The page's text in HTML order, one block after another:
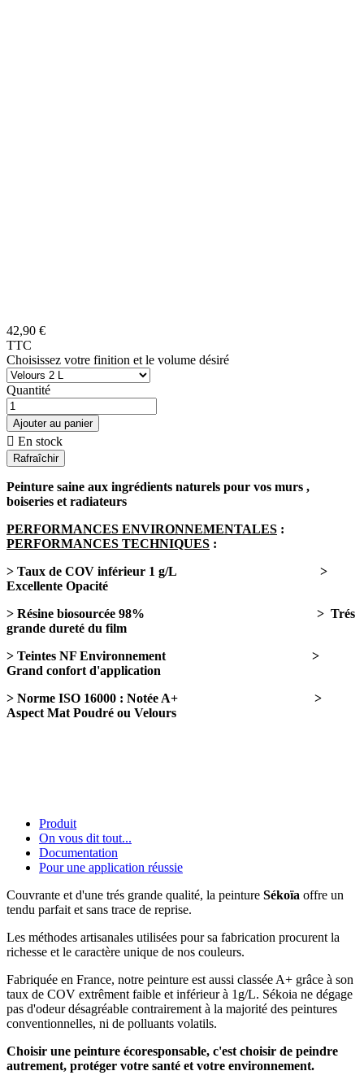
42,90 €
TTC
Choisissez votre finition et le volume désiré
Quantité
Ajouter au panier
 En stock
Peinture saine aux ingrédients naturels pour vos murs ,
boiseries et radiateurs
PERFORMANCES ENVIRONNEMENTALES :
PERFORMANCES TECHNIQUES :
> Taux de COV inférieur 1 g/L >
Excellente Opacité
> Résine biosourcée 98% > Trés
grande dureté du film
> Teintes NF Environnement >
Grand confort d'application
> Norme ISO 16000 : Notée A+ >
Aspect Mat Poudré ou Velours
Produit
On vous dit tout...
Documentation
Pour une application réussie
Couvrante et d'une trés grande qualité, la peinture Sékoïa offre un
tendu parfait et sans trace de reprise.
Les méthodes artisanales utilisées pour sa fabrication procurent la
richesse et le caractère unique de nos couleurs.
Fabriquée en France, notre peinture est aussi classée A+ grâce à son
taux de COV extrêment faible et inférieur à 1g/L. Sékoia ne dégage
pas d'odeur désagréable contrairement à la majorité des peintures
conventionnelles, ni de polluants volatils.
Choisir une peinture écoresponsable, c'est choisir de peindre
autrement, protéger votre santé et votre environnement.